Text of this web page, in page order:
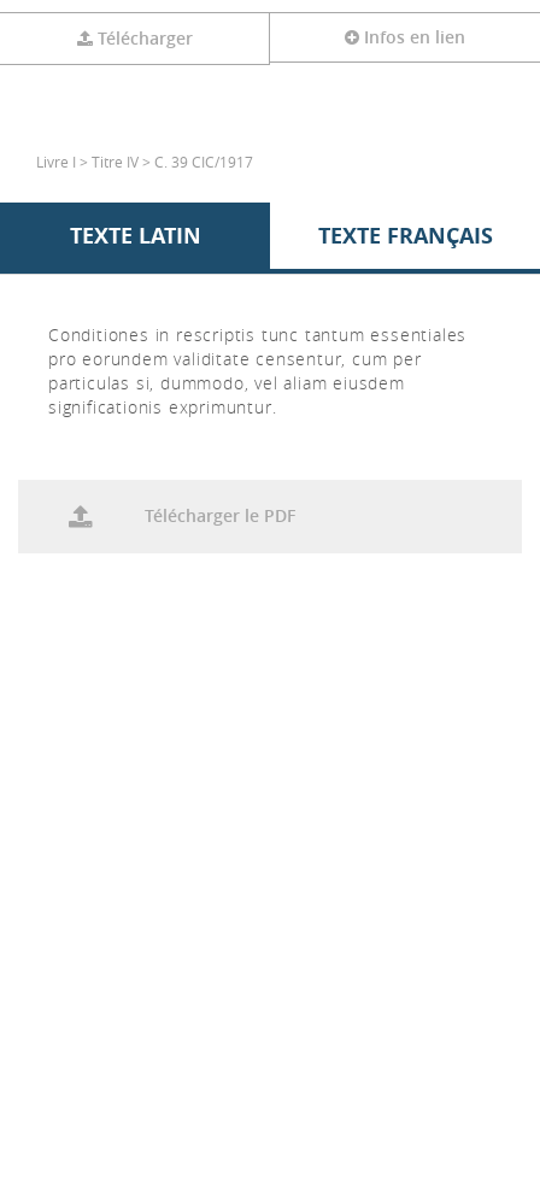
Télécharger Infos en lien
Livre I > Titre IV > C. 39 CIC/1917
TEXTE LATIN TEXTE FRANÇAIS
Conditiones in rescriptis tunc tantum essentiales
pro eorundem validitate censentur, cum per
particulas si, dummodo, vel aliam eiusdem
significationis exprimuntur.
Télécharger le PDF